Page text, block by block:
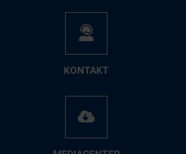
KON­TAKT